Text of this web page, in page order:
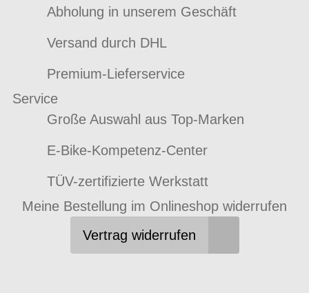
Abholung in unserem Geschäft
Versand durch DHL
Premium-Lieferservice
Service
Große Auswahl aus Top-Marken
E-Bike-Kompetenz-Center
TÜV-zertifizierte Werkstatt
Meine Bestellung im Onlineshop widerrufen
Vertrag widerrufen